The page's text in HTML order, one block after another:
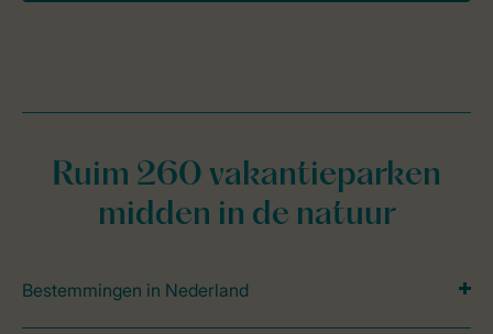
Ruim 260 vakantieparken
midden in de natuur
Bestemmingen in Nederland